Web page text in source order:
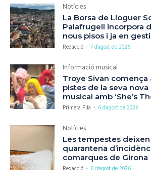
Notícies
La Borsa de Lloguer
Palafrugell incorpora
nous pisos i ja en
Redacció - 7 d'agost de 2026
Informació musical
Troye Sivan comença
pistes de la seva nova
musical amb ‘She’s
Primera Fila - 6 d'agost de 2026
Notícies
Les tempestes deixen
quarantena
comarques de Girona
Redacció - 6 d'agost de 2026